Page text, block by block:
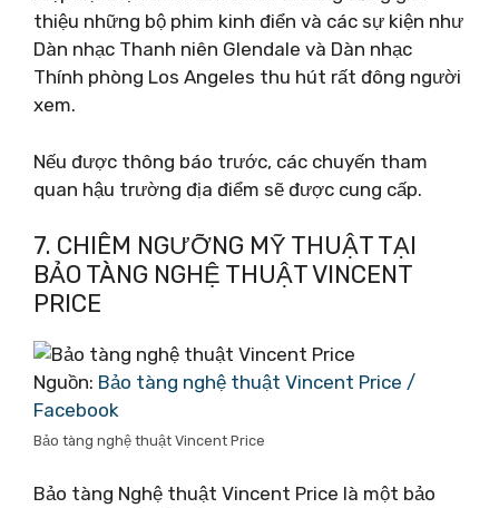
thiệu những bộ phim kinh điển và các sự kiện như
Dàn nhạc Thanh niên Glendale và Dàn nhạc
Thính phòng Los Angeles thu hút rất đông người
xem.
Nếu được thông báo trước, các chuyến tham
quan hậu trường địa điểm sẽ được cung cấp.
7. CHIÊM NGƯỠNG MỸ THUẬT TẠI
BẢO TÀNG NGHỆ THUẬT VINCENT
PRICE
Nguồn: Bảo tàng nghệ thuật Vincent Price /
Facebook
Bảo tàng nghệ thuật Vincent Price
Bảo tàng Nghệ thuật Vincent Price là một bảo